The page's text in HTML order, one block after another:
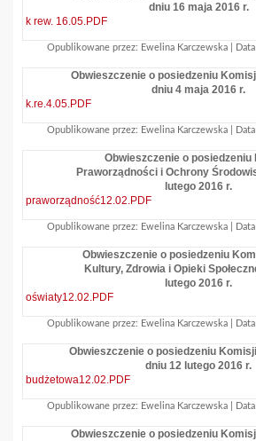
dniu 16 maja 2016 r.
k rew. 16.05.PDF
Opublikowane przez: Ewelina Karczewska |
Obwieszczenie o posiedzeniu
dniu 4 maja 2016 r.
k.re.4.05.PDF
Opublikowane przez: Ewelina Karczewska |
Obwieszczenie o posiedzeniu
Praworządności i Ochrony
lutego 2016 r.
praworządność12.02.PDF
Opublikowane przez: Ewelina Karczewska |
Obwieszczenie o posiedzeniu
Kultury, Zdrowia i Opieki
lutego 2016 r.
oświaty12.02.PDF
Opublikowane przez: Ewelina Karczewska |
Obwieszczenie o posiedzeniu
dniu 12 lutego 2016 r.
budżetowa12.02.PDF
Opublikowane przez: Ewelina Karczewska |
Obwieszczenie o posiedzeniu